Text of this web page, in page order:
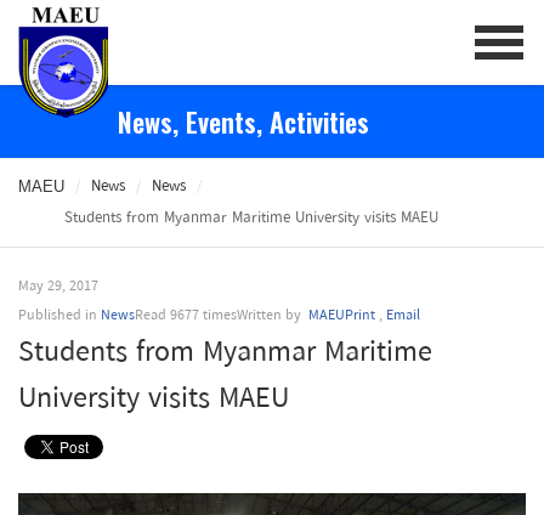
MAEU / News / News /
Students from Myanmar Maritime University visits MAEU
May 29, 2017
Published in NewsRead 9677 timesWritten by MAEUPrint, Email
Students from Myanmar Maritime
University visits MAEU